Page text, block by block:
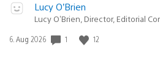
Lucy O’Brien
Lucy O’Brien, Director, Editorial
Veröffentlichungsdatum:
6. Aug 2026 1 12